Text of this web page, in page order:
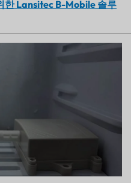
한 Lansitec B-Mobile 솔루